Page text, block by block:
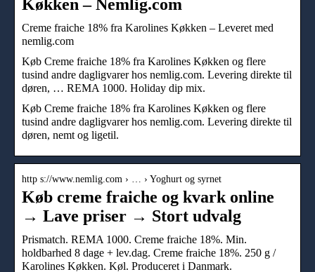
Køkken – Nemlig.com
Creme fraiche 18% fra Karolines Køkken – Leveret med
nemlig.com
Køb Creme fraiche 18% fra Karolines Køkken og flere
tusind andre dagligvarer hos nemlig.com. Levering direkte til
døren, … REMA 1000. Holiday dip mix.
Køb Creme fraiche 18% fra Karolines Køkken og flere
tusind andre dagligvarer hos nemlig.com. Levering direkte til
døren, nemt og ligetil.
http s://www.nemlig.com › … › Yoghurt og syrnet
Køb creme fraiche og kvark online
→ Lave priser → Stort udvalg
Prismatch. REMA 1000. Creme fraiche 18%. Min.
holdbarhed 8 dage + lev.dag. Creme fraiche 18%. 250 g /
Karolines Køkken. Køl. Produceret i Danmark.